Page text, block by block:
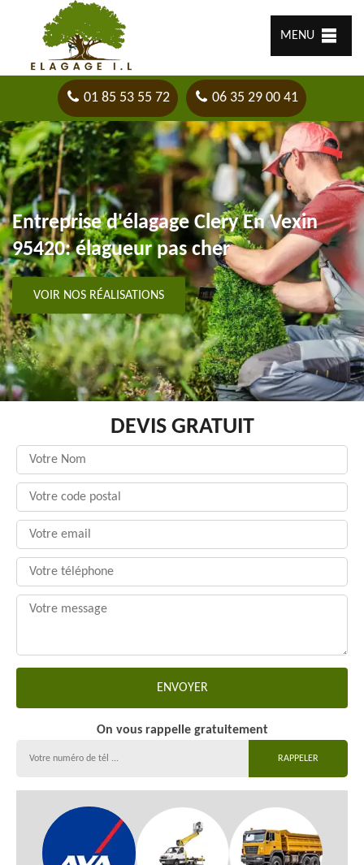
MENU
01 85 53 55 72 06 35 29 00 41
Entreprise d'élagage Clery En Vexin
95420: élagueur pas cher
VOIR NOS RÉALISATIONS
DEVIS GRATUIT
On vous rappelle gratuitement